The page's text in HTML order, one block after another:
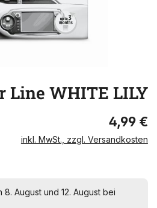
Line WHITE LILY
4,99 €
inkl. MwSt., zzgl. Versandkosten
August und 12. August bei